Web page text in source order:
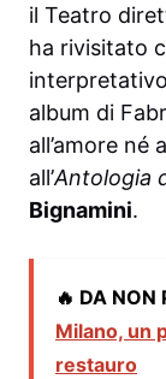
il Teatro
ha rivisitato
album di
all’amore né
all’Antologia
Bignamini.
🔥 DA NON
Milano, un
restauro